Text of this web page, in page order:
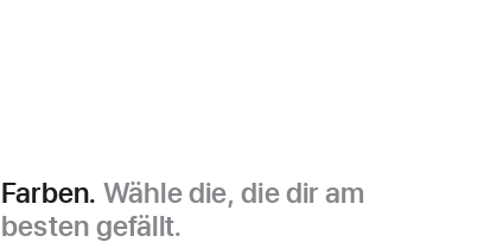
Farben. Wähle die, die dir am
besten gefällt.